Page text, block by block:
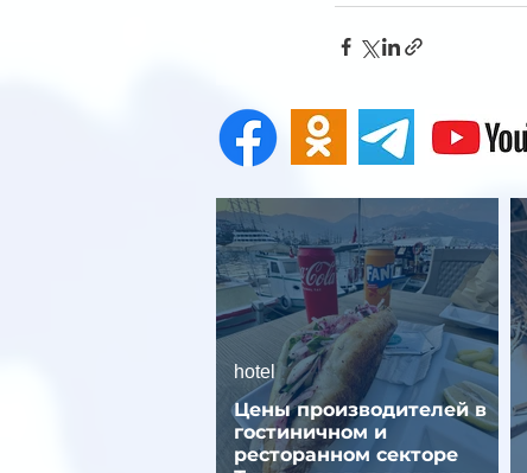
Цены производителей в
гостиничном и
ресторанном секторе
hotel